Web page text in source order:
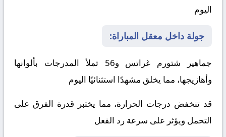
اليوم
جولة داخل معقل المباراة:
جماهير شتورم غراتس و56 تملأ المدرجات بألوانها
وأهازيجها، مما يخلق مشهدًا استثنائيًا اليوم
قد تنخفض درجات الحرارة، مما يختبر قدرة الفرق على
التحمل ويؤثر على سرعة رد الفعل